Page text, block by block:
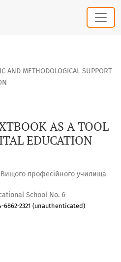
A TOOL OF MODERN DIGITAL
AND METHODOLOGICAL SUPPORT
AS A TOOL
EDUCATION
професійного училища
School No. 6
2321 (unauthenticated)